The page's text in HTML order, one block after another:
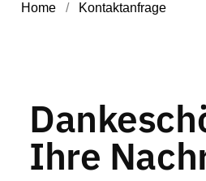
Home / Kontaktanfrage
Ihre